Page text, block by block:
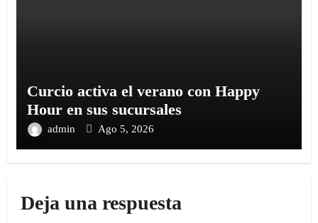
Curcio activa el verano con Happy
Hour en sus sucursales
admin Ago 5, 2026
Deja una respuesta